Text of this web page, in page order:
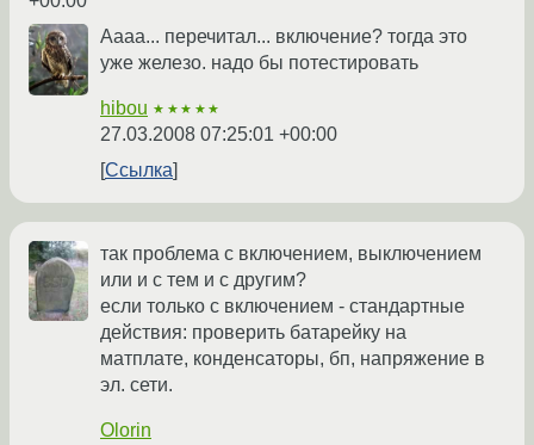
Аааа... перечитал... включение? тогда это
уже железо. надо бы потестировать
hibou ★★★★★
27.03.2008 07:25:01 +00:00
Ссылка
так проблема с включением, выключением
или и с тем и с другим?
если только с включением - стандартные
действия: проверить батарейку на
матплате, конденсаторы, бп, напряжение в
эл. сети.
Olorin